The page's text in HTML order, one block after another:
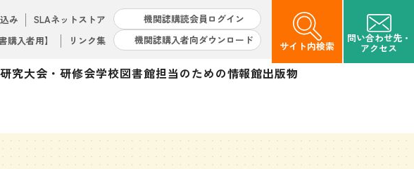
み SLAネットストア
機関誌購読会員ログイン
購入者用】 リンク集 機関誌購入者向ダウンロード サイト内検索
問い合わせ先・
アクセス
研究大会・研修会学校図書館担当のための情報館出版物